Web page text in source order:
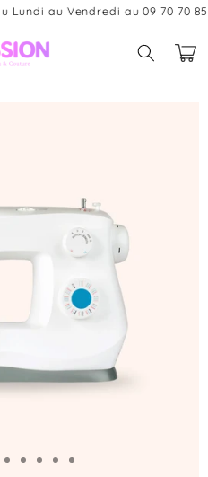
au Vendredi au 09 70 70 85
Panier